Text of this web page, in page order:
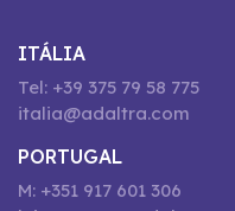
ITÁLIA
Tel: +39 375 79 58 775
italia@adaltra.com
PORTUGAL
M: +351 917 601 306